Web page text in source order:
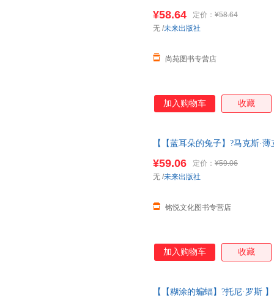
换货【让您无忧购物】
¥58.64 定价： ¥58.64
尚苑图书专营店
无 /未来出版社
加入购物车 收藏
【【蓝耳朵的兔子】?马克斯·
克斯·薄立歌
¥59.06 定价： ¥59.06
铭悦文化图书专营店
无 /未来出版社
加入购物车 收藏
【【糊涂的蝙蝠】?托尼·罗斯